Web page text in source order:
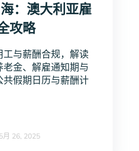
：澳大利亚雇
攻略
与薪酬合规，解读
金、解雇通知期与
假期日历与薪酬计
5月 26, 2025